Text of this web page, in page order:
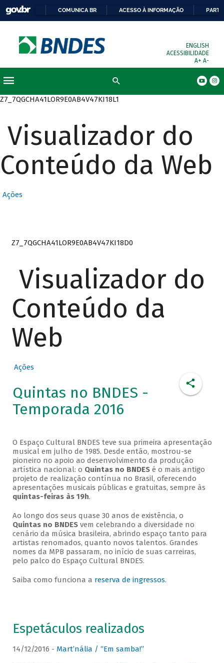
COMUNICA BR ACESSO À INFORMAÇÃO
ENGLISH
ACESSIBILIDADE
A+ A-
Z7_7QGCHA41LOR9E0AB4V47KI18L1
Visualizador do
Conteúdo da Web
Ações
Z7_7QGCHA41LOR9E0AB4V47KI18D0
Visualizador do
Conteúdo da
Web
Ações
Quintas no BNDES -
Temporada 2016
O Espaço Cultural BNDES teve sua primeira apresentação
musical em julho de 1985. Desde então, mostrou-se
pioneiro no apoio ao desenvolvimento da produção
artística nacional: o Quintas no BNDESé o mais antigo
projeto de realização contínua no Brasil, oferecendo
apresentações musicais públicas e gratuitas, sempre às
quintas-feiras às 19h.
Ao longo dos seus quase 30 anos de existência, o
Quintas no BNDESvem celebrando a diversidade no
cenário da música brasileira, abrindo espaço tanto para
artistas renomados, quanto novos talentos. Grandes
nomes da MPB passaram, no início de suas carreiras,
pelo palco do Espaço Cultural BNDES.
Saiba como funciona a reserva de ingressos.
Espetáculos realizados
14/12/2016 - Mart’nália / “Em samba!”